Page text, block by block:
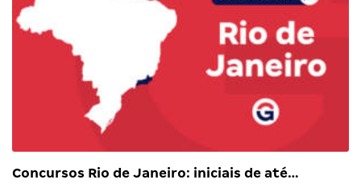
Concursos Rio de Janeiro: iniciais de até…